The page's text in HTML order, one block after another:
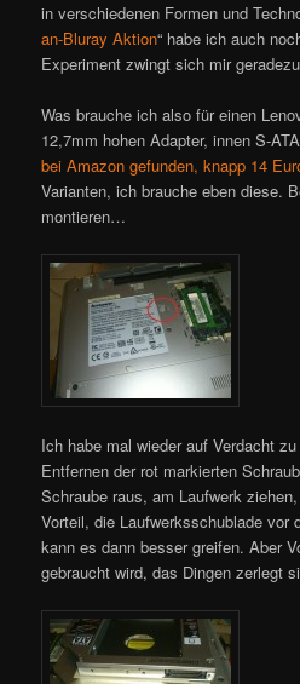
in verschiedenen Formen und
an-Bluray Aktion“ habe ich auch
Experiment zwingt sich mir
Was brauche ich also für einen
12,7mm hohen Adapter, innen S-
bei Amazon gefunden, knapp 14
Varianten, ich brauche eben diese.
montieren…
Ich habe mal wieder auf Verdacht
Entfernen der rot markierten
Schraube raus, am Laufwerk
Vorteil, die Laufwerksschublade vor
kann es dann besser greifen. Aber
gebraucht wird, das Dingen zerlegt